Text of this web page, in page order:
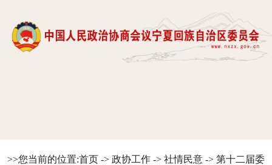
>>您当前的位置:首页 -> 政协工作 -> 社情民意 -> 第十二届委